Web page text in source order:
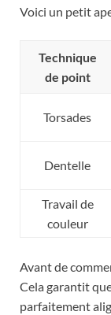
Voici un petit
Technique
de point
Torsades
Dentelle
Travail de
couleur
Avant de
Cela garantit
parfaitement